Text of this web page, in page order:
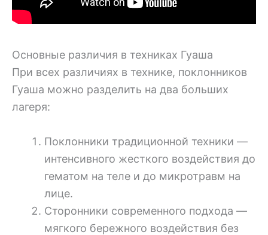
Основные различия в техниках Гуаша
При всех различиях в технике, поклонников
Гуаша можно разделить на два больших
лагеря:
Поклонники традиционной техники —
интенсивного жесткого воздействия до
гематом на теле и до микротравм на
лице.
Сторонники современного подхода —
мягкого бережного воздействия без